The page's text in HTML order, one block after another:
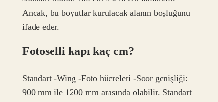
Ancak, bu boyutlar kurulacak alanın boşluğunu
ifade eder.
Fotoselli kapı kaç cm?
Standart -Wing -Foto hücreleri -Soor genişliği:
900 mm ile 1200 mm arasında olabilir. Standart